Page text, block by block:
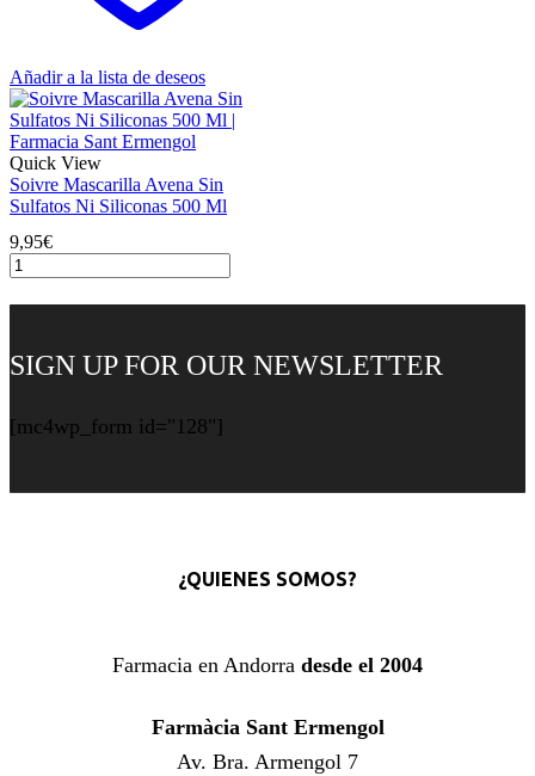
Añadir a la lista de deseos
Quick View
Soivre Mascarilla Avena Sin
Sulfatos Ni Siliconas 500 Ml
9,95€
Soivre
Mascarilla
Avena
Ni
Ml
SIGN UP FOR OUR NEWSLETTER
[mc4wp_form id="128"]
¿QUIENES SOMOS?
Farmacia en Andorra desde el 2004
Farmàcia Sant Ermengol
Av. Bra. Armengol 7